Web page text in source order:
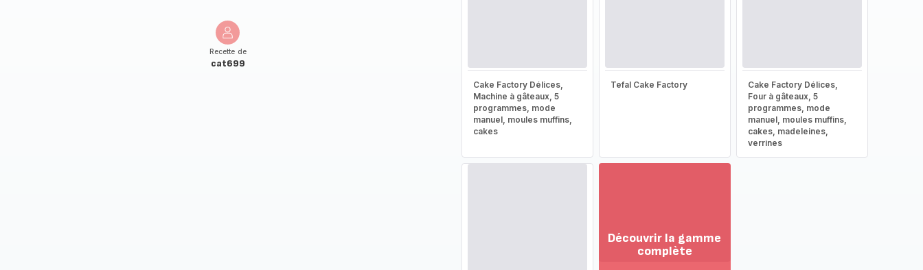
Recette de
cat699
Cake Factory Délices,
Machine à gâteaux, 5
programmes, mode
manuel, moules muffins,
cakes
Tefal Cake Factory
Cake Factory Délices,
Four à gâteaux, 5
programmes, mode
manuel, moules muffins,
cakes, madeleines,
verrines
Découvrir la gamme
complète